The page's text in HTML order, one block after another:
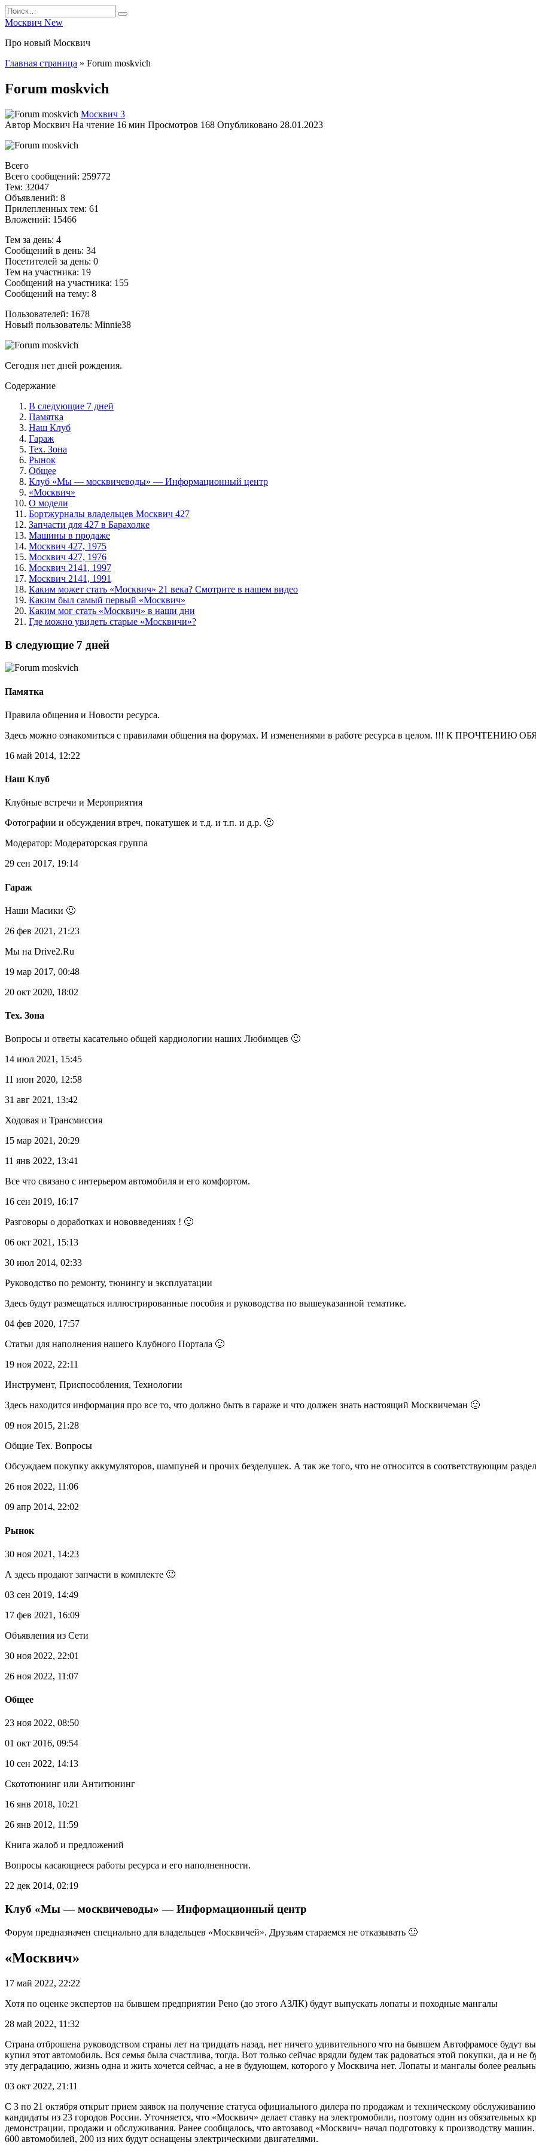
Перейти
к
Search
for:
Москвич New
Про новый Москвич
Главная страница » Forum moskvich
Forum moskvich
Москвич 3
Автор Москвич На чтение 16 мин Просмотров 168 Опубликовано 28.01.2023
Всего
Всего сообщений: 259772
Тем: 32047
Объявлений: 8
Прилепленных тем: 61
Вложений: 15466
Тем за день: 4
Сообщений в день: 34
Посетителей за день: 0
Тем на участника: 19
Сообщений на участника: 155
Сообщений на тему: 8
Пользователей: 1678
Новый пользователь: Minnie38
Сегодня нет дней рождения.
Содержание
В следующие 7 дней
Памятка
Наш Клуб
Гараж
Тех. Зона
Рынок
Общее
Клуб «Мы — москвичеводы» — Информационный центр
«Москвич»
О модели
Бортжурналы владельцев Москвич 427
Запчасти для 427 в Барахолке
Машины в продаже
Москвич 427, 1975
Москвич 427, 1976
Москвич 2141, 1997
Москвич 2141, 1991
Каким может стать «Москвич» 21 века? Смотрите в нашем видео
Каким был самый первый «Москвич»
Каким мог стать «Москвич» в наши дни
Где можно увидеть старые «Москвичи»?
В следующие 7 дней
Памятка
Правила общения и Новости ресурса.
Здесь можно ознакомиться с правилами общения на форумах. И изменениями в работе ресурса в целом. !!! К ПРОЧТЕНИЮ
16 май 2014, 12:22
Наш Клуб
Клубные встречи и Мероприятия
Фотографии и обсуждения втреч, покатушек и т.д. и т.п. и д.р. 🙂
Модератор: Модераторская группа
29 сен 2017, 19:14
Гараж
Наши Масики 🙂
26 фев 2021, 21:23
Мы на Drive2.Ru
19 мар 2017, 00:48
20 окт 2020, 18:02
Тех. Зона
Вопросы и ответы касательно общей кардиологии наших Любимцев 🙂
14 июл 2021, 15:45
11 июн 2020, 12:58
31 авг 2021, 13:42
Ходовая и Трансмиссия
15 мар 2021, 20:29
11 янв 2022, 13:41
Все что связано с интерьером автомобиля и его комфортом.
16 сен 2019, 16:17
Разговоры о доработках и нововведениях ! 🙂
06 окт 2021, 15:13
30 июл 2014, 02:33
Руководство по ремонту, тюнингу и эксплуатации
Здесь будут размещаться иллюстрированные пособия и руководства по вышеуказанной тематике.
04 фев 2020, 17:57
Статьи для наполнения нашего Клубного Портала 🙂
19 ноя 2022, 22:11
Инструмент, Приспособления, Технологии
Здесь находится информация про все то, что должно быть в гараже и что должен знать настоящий Москвичеман 🙂
09 ноя 2015, 21:28
Общие Тех. Вопросы
Обсуждаем покупку аккумуляторов, шампуней и прочих безделушек. А так же того, что не относится в соответствующим
26 ноя 2022, 11:06
09 апр 2014, 22:02
Рынок
30 ноя 2021, 14:23
А здесь продают запчасти в комплекте 🙂
03 сен 2019, 14:49
17 фев 2021, 16:09
Объявления из Сети
30 ноя 2022, 22:01
26 ноя 2022, 11:07
Общее
23 ноя 2022, 08:50
01 окт 2016, 09:54
10 сен 2022, 14:13
Скототюнинг или Антитюнинг
16 янв 2018, 10:21
26 янв 2012, 11:59
Книга жалоб и предложений
Вопросы каcающиеся работы ресурса и его наполненности.
22 дек 2014, 02:19
Клуб «Мы — москвичеводы» — Информационный центр
Форум предназначен специально для владельцев «Москвичей». Друзьям стараемся не отказывать 🙂
«Москвич»
17 май 2022, 22:22
Хотя по оценке экспертов на бывшем предприятии Рено (до этого АЗЛК) будут выпускать лопаты и походные мангалы
28 май 2022, 11:32
Страна отброшена руководством страны лет на тридцать назад, нет ничего удивительного что на бывшем Автофрамосе будут
купил этот автомобиль. Вся семья была счастлива, тогда. Вот только сейчас врядли будем так радоваться этой покупки, да и
эту деградацию, жизнь одна и жить хочется сейчас, а не в будующем, которого у Москвича нет. Лопаты и мангалы более
03 окт 2022, 21:11
С 3 по 21 октября открыт прием заявок на получение статуса официального дилера по продажам и техническому
кандидаты из 23 городов России. Уточняется, что «Москвич» делает ставку на электромобили, поэтому один из обязательных
демонстрации, продажи и обслуживания. Ранее сообщалось, что автозавод «Москвич» начал подготовку к производству
600 автомобилей, 200 из них будут оснащены электрическими двигателями.